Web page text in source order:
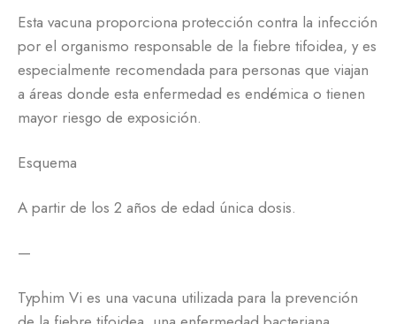
Esta vacuna proporciona protección contra la infección
por el organismo responsable de la fiebre tifoidea, y es
especialmente recomendada para personas que viajan
a áreas donde esta enfermedad es endémica o tienen
mayor riesgo de exposición.
Esquema
A partir de los 2 años de edad única dosis.
—
Typhim Vi es una vacuna utilizada para la prevención